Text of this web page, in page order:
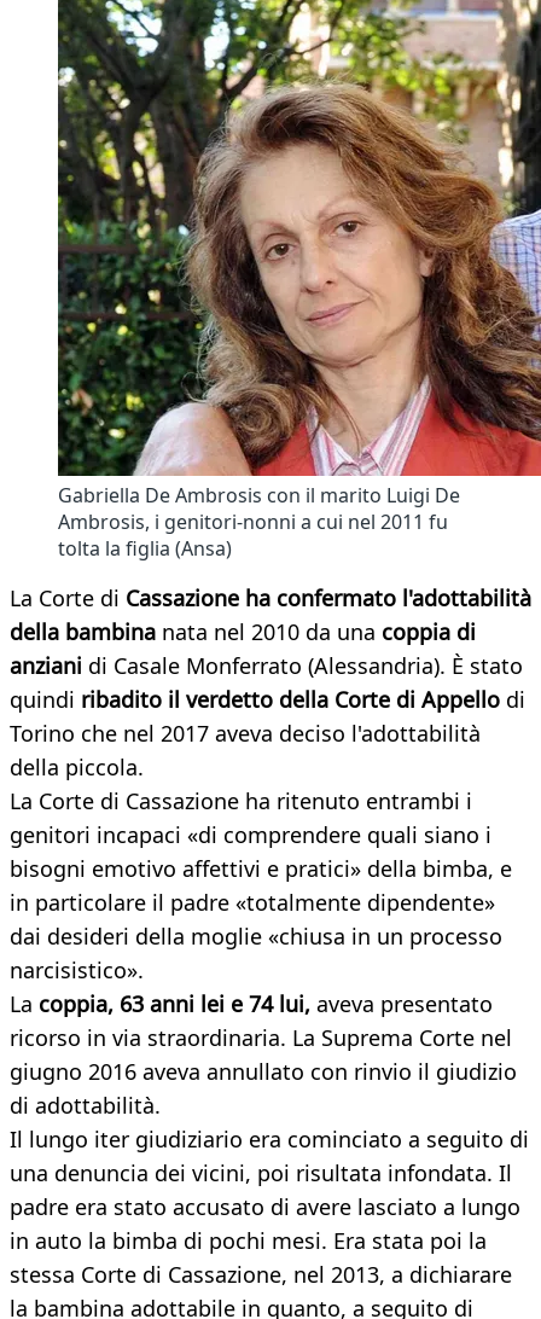
Gabriella De Ambrosis con il marito Luigi De
Ambrosis, i genitori-nonni a cui nel 2011 fu
tolta la figlia (Ansa)
La Corte di Cassazione ha confermato l'adottabilità
della bambina nata nel 2010 da una coppia di
anziani di Casale Monferrato (Alessandria). È stato
quindi ribadito il verdetto della Corte di Appello di
Torino che nel 2017 aveva deciso l'adottabilità
della piccola.
La Corte di Cassazione ha ritenuto entrambi i
genitori incapaci «di comprendere quali siano i
bisogni emotivo affettivi e pratici» della bimba, e
in particolare il padre «totalmente dipendente»
dai desideri della moglie «chiusa in un processo
narcisistico».
La coppia, 63 anni lei e 74 lui, aveva presentato
ricorso in via straordinaria. La Suprema Corte nel
giugno 2016 aveva annullato con rinvio il giudizio
di adottabilità.
Il lungo iter giudiziario era cominciato a seguito di
una denuncia dei vicini, poi risultata infondata. Il
padre era stato accusato di avere lasciato a lungo
in auto la bimba di pochi mesi. Era stata poi la
stessa Corte di Cassazione, nel 2013, a dichiarare
la bambina adottabile in quanto, a seguito di